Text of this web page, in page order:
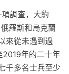
調查，大約
羅斯和烏克蘭
來從未遇到過
2019年的二十年
千多名士兵至少